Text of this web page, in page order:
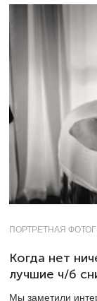
ПОРТРЕТНАЯ
Когда нет
лучшие ч/б
Мы заметили